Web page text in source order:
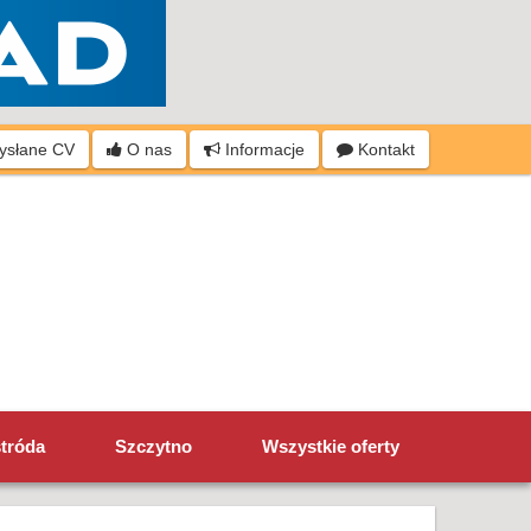
CV O nas Informacje Kontakt
Szczytno Wszystkie oferty